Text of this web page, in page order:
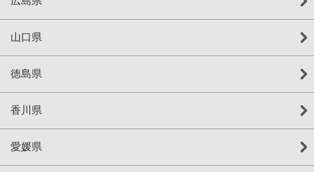
山口県
徳島県
香川県
愛媛県